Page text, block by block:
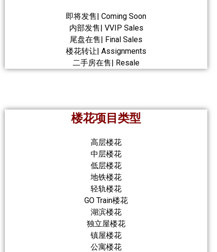
即将发售| Coming Soon
内部发售| VVIP Sales
尾盘在售| Final Sales
楼花转让| Assignments
二手房在售| Resale
楼花项目类型
高层楼花
中层楼花
低层楼花
地铁楼花
轻轨楼花
GO Train楼花
湖滨楼花
独立屋楼花
镇屋楼花
公寓楼花